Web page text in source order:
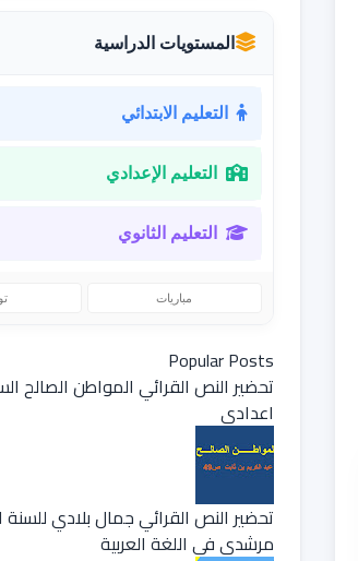
المستويات الدراسية
التعليم الابتدائي
التعليم الإعدادي
التعليم الثانوي
مباريات
Popular Posts
تحضير النص القرائي المواطن الصالح
اعدادي
تحضير النص القرائي جمال بلادي للسنة
مرشدي في اللغة العربية